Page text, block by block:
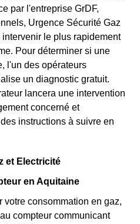
par l'entreprise GrDF,
Urgence Sécurité Gaz
le plus rapidement
Pour déterminer si une
l'un des opérateurs
un diagnostic gratuit.
lancera une intervention
concerné et
instructions à suivre en
et Electricité
en Aquitaine
votre consommation en gaz,
compteur communicant